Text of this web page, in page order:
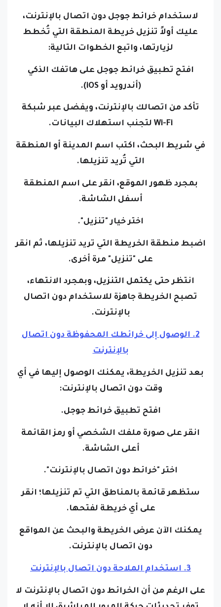
لاستخدام خرائط جوجل دون اتصال بالإنترنت،
عليك أولاً تنزيل خريطة المنطقة التي تُخطط
لزيارتها، واتبع الخطوات التالية:
افتح تطبيق خرائط جوجل على هاتفك الذكي
(أندرويد أو iOS).
تأكد من اتصالك بالإنترنت، ويفضل عبر شبكة
Wi-Fi لتجنب استهلاك البيانات.
في شريط البحث، اكتب اسم المدينة أو المنطقة
التي تُريد تنزيلها.
بمجرد ظهور الموقع، انقر على اسم المنطقة
أسفل الشاشة.
اختر خيار "تنزيل".
اضبط منطقة الخريطة التي تريد تنزيلها، ثم انقر
على "تنزيل" مرة أخرى.
انتظر حتى يكتمل التنزيل، وبمجرد الانتهاء،
تصبح الخريطة جاهزة للاستخدام دون اتصال
بالإنترنت.
2. الوصول إلى خرائطك المحفوظة دون اتصال
بالإنترنت
بعد تنزيل الخريطة، يمكنك الوصول إليها في أي
وقت دون اتصال بالإنترنت:
افتح تطبيق خرائط جوجل.
انقر على صورة ملفك الشخصي أو رمز القائمة
أعلى الشاشة.
اختر "خرائط دون اتصال بالإنترنت".
ستظهر قائمة بالمناطق التي تم تنزيلها؛ انقر
على أي خريطة لفتحها.
يمكنك الآن عرض الخريطة والبحث عن المواقع
دون اتصال بالإنترنت.
3. استخدام الملاحة دون اتصال بالإنترنت
على الرغم من أن الخرائط دون اتصال بالإنترنت لا